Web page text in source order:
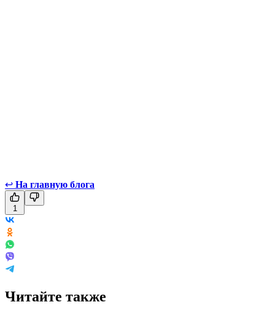
↩ На главную блога
1
Читайте также